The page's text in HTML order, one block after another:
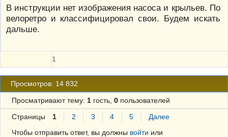
В инструкции нет изображения насоса и крыльев. По
велоретро и классифицировал свои. Будем искать
дальше.
1
Просмотров: 14 832
Просматривают тему: 1гость, 0пользователей
Страницы 1 2 3 4 5
Далее
Чтобы отправить ответ, вы должны войти или